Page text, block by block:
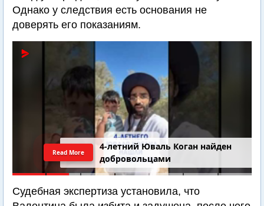
Однако у следствия есть основания не
доверять его показаниям.
4-летний Юваль Коган найден
добровольцами
Read More
Судебная экспертиза установила, что